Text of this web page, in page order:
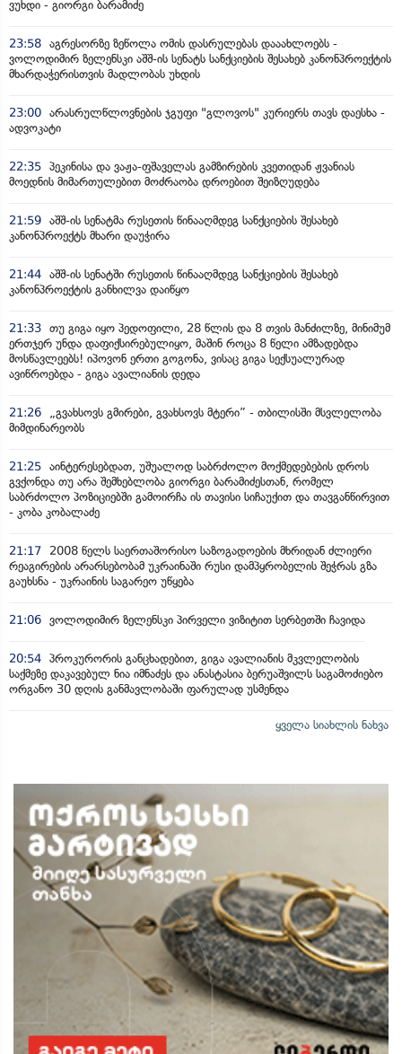
ვუხდი - გიორგი ბარამიძე
23:58 აგრესორზე ზეწოლა ომის დასრულებას დააახლოებს -
ვოლოდიმირ ზელენსკი აშშ-ის სენატს სანქციების შესახებ კანონპროექტის
მხარდაჭერისთვის მადლობას უხდის
23:00 არასრულწლოვნების ჯგუფი "გლოვოს" კურიერს თავს დაესხა -
ადვოკატი
22:35 პეკინისა და ვაჟა-ფშაველას გამზირების კვეთიდან ჟვანიას
მოედნის მიმართულებით მოძრაობა დროებით შეიზღუდება
21:59 აშშ-ის სენატმა რუსეთის წინააღმდეგ სანქციების შესახებ
კანონპროექტს მხარი დაუჭირა
21:44 აშშ-ის სენატში რუსეთის წინააღმდეგ სანქციების შესახებ
კანონპროექტის განხილვა დაიწყო
21:33 თუ გიგა იყო პედოფილი, 28 წლის და 8 თვის მანძილზე, მინიმუმ
ერთჯერ უნდა დაფიქსირებულიყო, მაშინ როცა 8 წელი ამზადებდა
მოსწავლეებს! იპოვონ ერთი გოგონა, ვისაც გიგა სექსუალურად
ავიწროებდა - გიგა ავალიანის დედა
21:26
„გვახსოვს გმირები, გვახსოვს მტერი” - თბილისში მსვლელობა
მიმდინარეობს
21:25 აინტერესებდათ, უშუალოდ საბრძოლო მოქმედებების დროს
გვქონდა თუ არა შემხებლობა გიორგი ბარამიძესთან, რომელ
საბრძოლო პოზიციებში გამოირჩა ის თავისი სიჩაუქით და თავგანწირვით
- კობა კობალაძე
21:17
2008 წელს საერთაშორისო საზოგადოების მხრიდან ძლიერი
რეაგირების არარსებობამ უკრაინაში რუსი დამპყრობელის შეჭრას გზა
გაუხსნა - უკრაინის საგარეო უწყება
21:06 ვოლოდიმირ ზელენსკი პირველი ვიზიტით სერბეთში ჩავიდა
20:54 პროკურორის განცხადებით, გიგა ავალიანის მკვლელობის
საქმეზე დაკავებულ ნია იმნაძეს და ანასტასია ბერუაშვილს საგამოძიებო
ორგანო 30 დღის განმავლობაში ფარულად უსმენდა
ყველა სიახლის ნახვა